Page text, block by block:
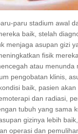
paru stadium awal
baik, stelah
menjaga asupan gizi
fisik
atau menunda
pengobatan klinis,
baik, pasien
dan radiasi,
tubuh yang sama
gizinya lebih
operasi dan